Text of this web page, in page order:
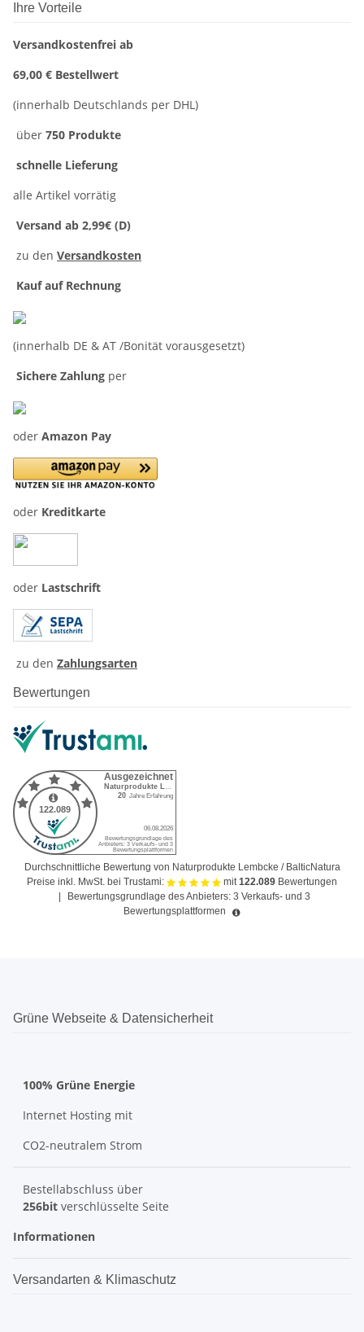
Ihre Vorteile
Versandkostenfrei ab
69,00 € Bestellwert
(innerhalb Deutschlands per DHL)
über 750 Produkte
schnelle Lieferung
alle Artikel vorrätig
Versand ab 2,99€ (D)
zu den Versandkosten
Kauf auf Rechnung
(innerhalb DE & AT /Bonität vorausgesetzt)
Sichere Zahlung per
oder Amazon Pay
oder Kreditkarte
oder Lastschrift
zu den Zahlungsarten
Bewertungen
Durchschnittliche Bewertung von Naturprodukte Lembcke / BalticNatura
Preise inkl. MwSt. bei Trustami:
mit122.089 Bewertungen
Bewertungsgrundlage des Anbieters: 3 Verkaufs- und 3
Bewertungsplattformen
Grüne Webseite & Datensicherheit
100% Grüne Energie
Internet Hosting mit
CO2-neutralem Strom
Bestellabschluss über
256bit verschlüsselte Seite
Informationen
Versandarten & Klimaschutz